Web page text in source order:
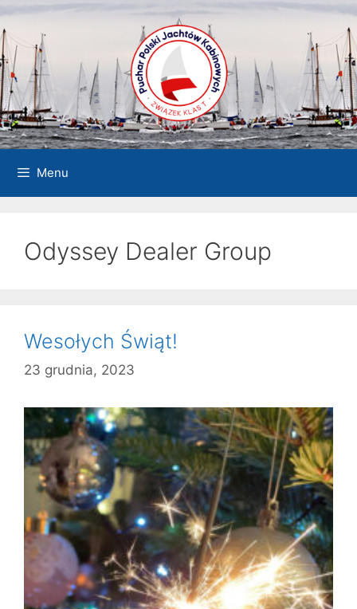
Przejdź
do
treści
Menu
Odyssey Dealer Group
Wesołych Świąt!
23 grudnia, 2023